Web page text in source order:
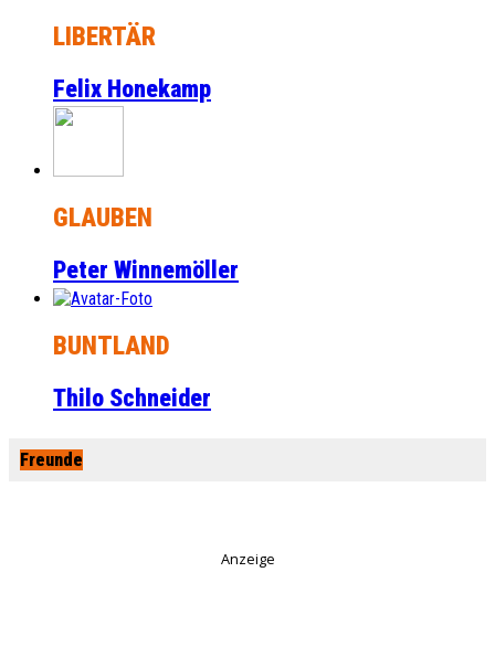
LIBERTÄR
Felix Honekamp
GLAUBEN
Peter Winnemöller
BUNTLAND
Thilo Schneider
Freunde
Anzeige